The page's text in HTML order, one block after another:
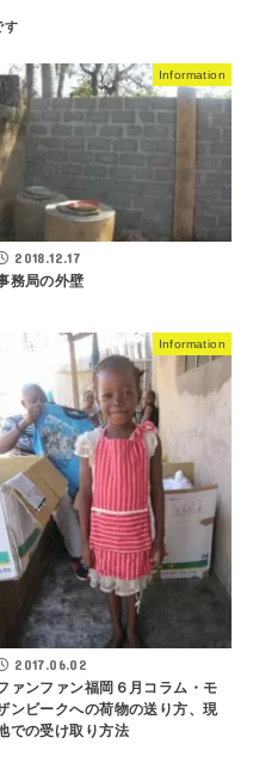
Information
2018.12.17
務局の外壁
Information
2017.06.02
ァンファン福岡６月コラム・モ
ンビークへの荷物の送り方、現
での受け取り方法